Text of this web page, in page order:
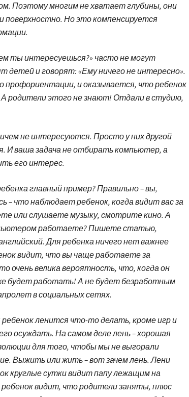
Поэтому многим не хватает глубины, они
поверхностно. Но это компенсируется
ты интересуешься?» часто не могут
детей и говорят: «Ему ничего не интересно».
и оказывается, что ребенок
родители этого не знают! Отдали в студию,
не интересуются. Просто у них другой
И ваша задача не отбирать компьютер, а
его интерес.
главный пример? Правильно – вы,
– что наблюдает ребенок, когда видит вас за
или слушаете музыку, смотрите кино. А
работаете? Пишете статью,
Для ребенка ничего нет важнее
видит, что вы чаще работаете за
очень велика вероятность, что, когда он
будет работать! А не будет безработным
в социальных сетях.
ленится что-то делать, кроме игр и
осуждать. На самом деле лень – хорошая
для того, чтобы мы не выгорали
Выжить или жить – вот зачем лень. Лени
круглые сутки видит папу лежащим на
видит, что родители заняты, плюс